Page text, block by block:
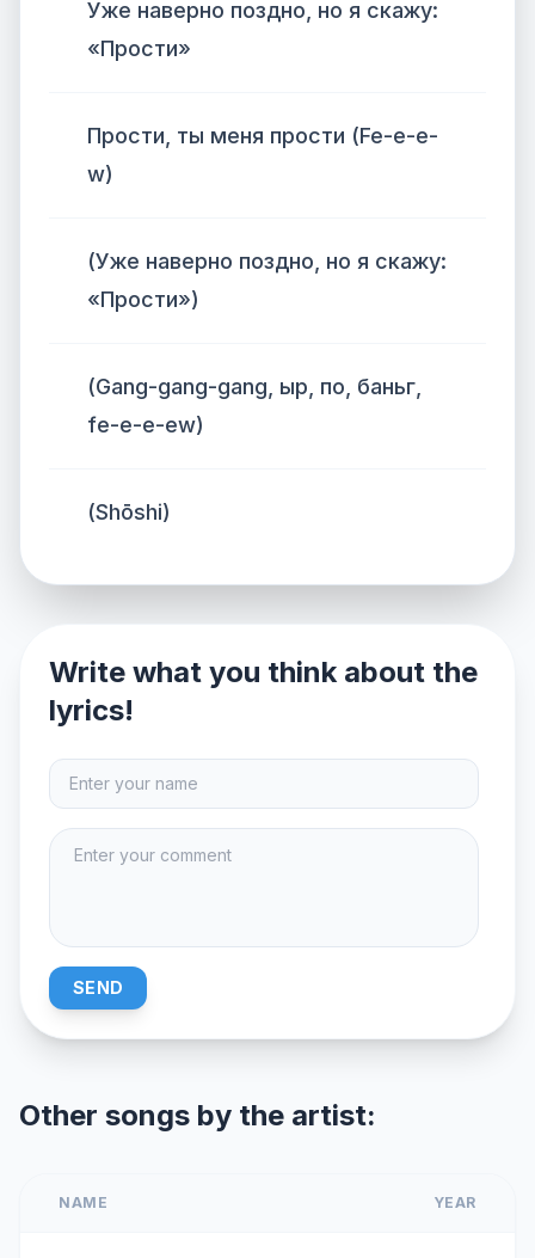
Уже наверно поздно, но я скажу:
«Прости»
Прости, ты меня прости (Fe-e-e-
w)
(Уже наверно поздно, но я скажу:
«Прости»)
(Gang-gang-gang, ыр, по, баньг,
fe-e-e-ew)
(Shōshi)
Write what you think about the
lyrics!
SEND
Other songs by the artist:
NAME YEAR